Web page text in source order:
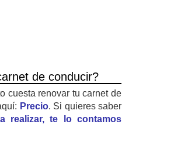
de conducir?
cuesta renovar tu carnet de
Precio. Si quieres saber
realizar, te lo contamos